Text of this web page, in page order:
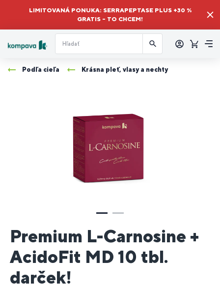
LIMITOVANÁ PONUKA: SERRAPEPTASE PLUS +30 %
GRATIS – TO CHCEM!
sa
Košík
Podľa cieľa Krásna pleť, vlasy a nechty
Premium L-Carnosine +
AcidoFit MD 10 tbl.
darček!